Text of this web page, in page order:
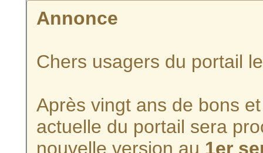
Annonce
Chers usagers du portail
Après vingt ans de bons
actuelle du portail sera
nouvelle version au 1er